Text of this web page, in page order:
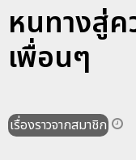
หนทางสู่
เพื่อนๆ
เรื่องราวจากสมาชิก